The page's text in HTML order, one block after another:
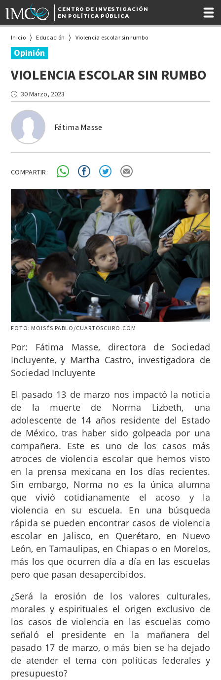
CENTRO DE INVESTIGACIÓN
EN POLÍTICA PÚBLICA
Inicio Educación Violencia escolar sin rumbo
Opinión
VIOLENCIA ESCOLAR SIN RUMBO
Fátima Masse
30 Marzo, 2023
COMPARTIR:
FOTO: MOISÉS PABLO/CUARTOSCURO.COM
Por: Fátima Masse, directora de Sociedad
Incluyente, y Martha Castro, investigadora de
Sociedad Incluyente
El pasado 13 de marzo nos impactó la noticia
de la muerte de Norma Lizbeth, una
adolescente de 14 años residente del Estado
de México, tras haber sido golpeada por una
compañera. Este es uno de los casos más
atroces de violencia escolar que hemos visto
en la prensa mexicana en los días recientes.
Sin embargo, Norma no es la única alumna
que vivió cotidianamente el acoso y la
violencia en su escuela. En una búsqueda
rápida se pueden encontrar casos de violencia
escolar en Jalisco, en Querétaro, en Nuevo
León, en Tamaulipas, en Chiapas o en Morelos,
más los que ocurren día a día en las escuelas
pero que pasan desapercibidos.
¿Será la erosión de los valores culturales,
morales y espirituales el origen exclusivo de
los casos de violencia en las escuelas como
señaló el presidente en la mañanera del
pasado 17 de marzo, o más bien se ha dejado
de atender el tema con políticas federales y
presupuesto?